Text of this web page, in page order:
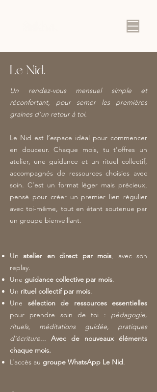
Le Nid.
Un rendez-vous mensuel simple et
réconfortant, pour semer les premières
graines d’un retour à toi.
Le Nid est l’espace idéal pour commencer
en douceur. Chaque mois, tu t’offres un
atelier, une guidance et un rituel collectif,
accompagnés de ressources choisies avec
soin. C’est un format léger mais précieux,
pensé pour créer un premier lien régulier
avec toi-même, tout en étant soutenue par
un groupe bienveillant.
Un atelier en direct par mois, avec son
replay.
Une guidance collective par mois.
Un rituel collectif par mois.
Une sélection de ressources essentielles
pour prendre soin de toi : pédagogie,
rituels, méditations guidée, pratiques
d'écriture... Avec de nouveaux éléments
chaque mois.
L’accès au groupe WhatsApp Le Nid.